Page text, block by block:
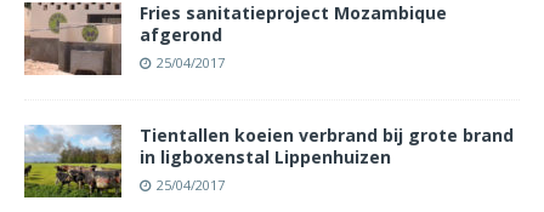
Fries sanitatieproject Mozambique
afgerond
25/04/2017
Tientallen koeien verbrand bij grote brand
in ligboxenstal Lippenhuizen
25/04/2017